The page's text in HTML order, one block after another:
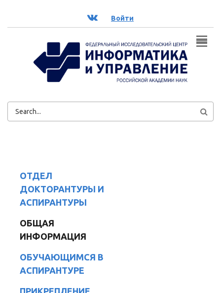
ВК Войти
ФОРМА
ОТДЕЛ
ДОКТОРАНТУРЫ И
АСПИРАНТУРЫ
ОБЩАЯ
ИНФОРМАЦИЯ
ОБУЧАЮЩИМСЯ В
АСПИРАНТУРЕ